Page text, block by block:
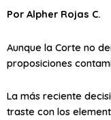
Por Alpher Rojas C.
Aunque la Corte no
proposiciones
La más reciente
traste con los